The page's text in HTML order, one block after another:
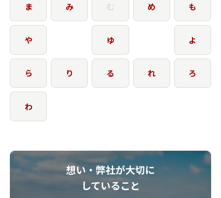
ま み む め も
や ゆ よ
ら り る れ ろ
わ
想い・弊社が大切に
していること